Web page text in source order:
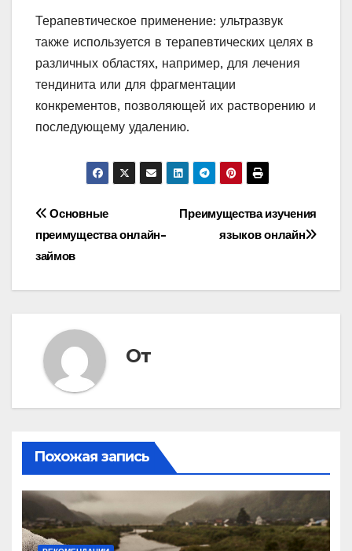
Терапевтическое применение: ультразвук
также используется в терапевтических целях в
различных областях, например, для лечения
тендинита или для фрагментации
конкрементов, позволяющей их растворению и
последующему удалению.
Навигация
по
записям
Преимущества изучения
языков онлайн
Основные
преимущества онлайн-
займов
От
Похожая запись